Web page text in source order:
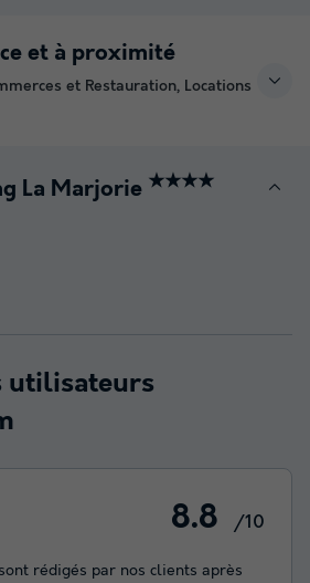
et à proximité
et Restauration, Locations
La Marjorie ★★★★
utilisateurs
8.8 /10
rédigés par nos clients après